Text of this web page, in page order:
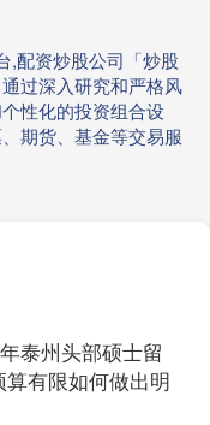
,配资炒股公司「炒股
过深入研究和严格风
性化的投资组合设
期货、基金等交易服
泰州头部硕士留
有限如何做出明